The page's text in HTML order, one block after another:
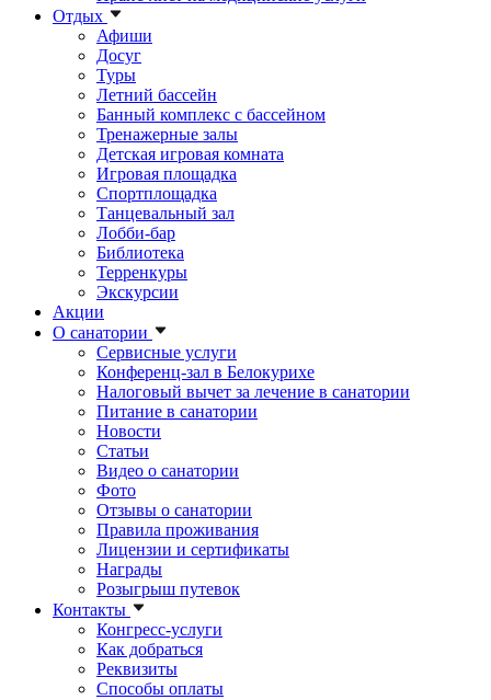
Отдых
Афиши
Досуг
Туры
Летний бассейн
Банный комплекс с бассейном
Тренажерные залы
Детская игровая комната
Игровая площадка
Спортплощадка
Танцевальный зал
Лобби-бар
Библиотека
Терренкуры
Экскурсии
Акции
О санатории
Сервисные услуги
Конференц-зал в Белокурихе
Налоговый вычет за лечение в санатории
Питание в санатории
Новости
Статьи
Видео о санатории
Фото
Отзывы о санатории
Правила проживания
Лицензии и сертификаты
Награды
Розыгрыш путевок
Контакты
Конгресс-услуги
Как добраться
Реквизиты
Способы оплаты